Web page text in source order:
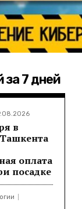
за 7 дней
в
Ташкента
оплата
посадке